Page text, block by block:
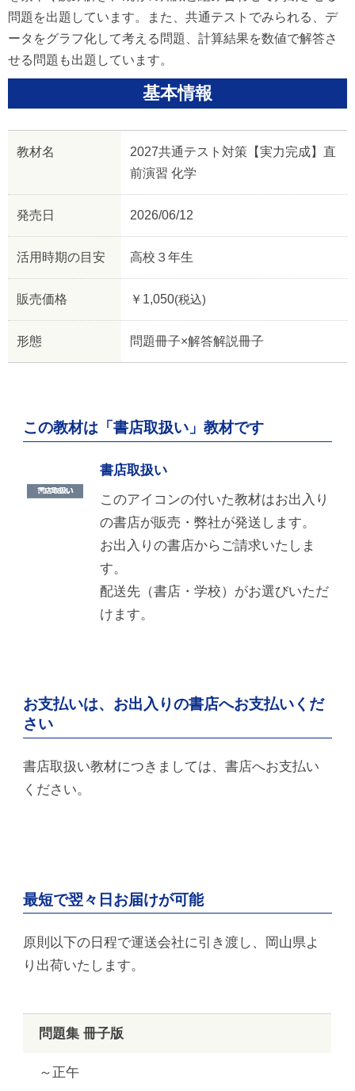
問題を出題しています。また、共通テストでみられる、デ
ータをグラフ化して考える問題、計算結果を数値で解答さ
せる問題も出題しています。
基本情報
教材名
2027共通テスト対策【実力完成】直
前演習 化学
発売日 2026/06/12
活用時期の目安 高校３年生
販売価格 ￥1,050(税込)
形態 問題冊子×解答解説冊子
この教材は「書店取扱い」教材です
書店取扱い
このアイコンの付いた教材はお出入り
の書店が販売・弊社が発送します。
お出入りの書店からご請求いたしま
す。
配送先（書店・学校）がお選びいただ
けます。
お支払いは、お出入りの書店へお支払いくだ
さい
書店取扱い教材につきましては、書店へお支払い
ください。
最短で翌々日お届けが可能
原則以下の日程で運送会社に引き渡し、岡山県よ
り出荷いたします。
問題集 冊子版
～正午